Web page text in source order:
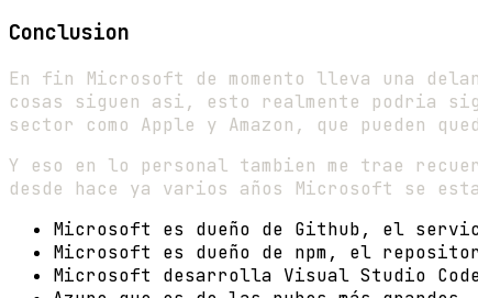
Conclusion
En fin Microsoft de momento lleva una
cosas siguen asi, esto realmente podria
sector como Apple y Amazon, que pueden
Y eso en lo personal tambien me trae
desde hace ya varios años Microsoft se
Microsoft es dueño de Github, el
Microsoft es dueño de npm, el
Microsoft desarrolla Visual Studio